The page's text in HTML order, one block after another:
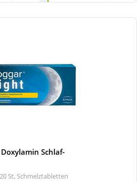
Schlaf-
20 St, Schmelztabletten